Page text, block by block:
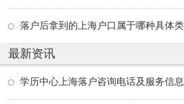
落户后拿到的上海户口属于哪种具体
最新资讯
学历中心上海落户咨询电话及服务信息